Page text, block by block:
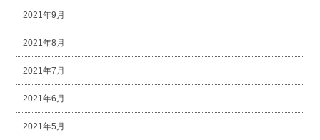
2021年9月
2021年8月
2021年7月
2021年6月
2021年5月